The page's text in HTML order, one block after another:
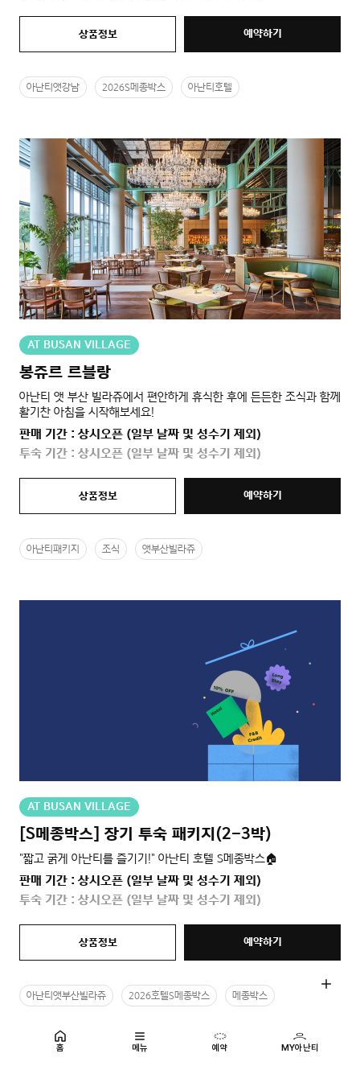
상품정보 예약하기
아난티앳강남 2026S메종박스 아난티호텔
AT BUSAN VILLAGE
봉쥬르 르블랑
아난티 앳 부산 빌라쥬에서 편안하게 휴식한 후에 든든한 조식과 함께
활기찬 아침을 시작해보세요!
판매 기간 : 상시오픈 (일부 날짜 및 성수기 제외)
투숙 기간 : 상시오픈 (일부 날짜 및 성수기 제외)
상품정보 예약하기
아난티패키지 조식 앳부산빌라쥬
AT BUSAN VILLAGE
[S메종박스] 장기 투숙 패키지(2-3박)
"짧고 굵게 아난티를 즐기기!" 아난티 호텔 S메종박스🏠
판매 기간 : 상시오픈 (일부 날짜 및 성수기 제외)
투숙 기간 : 상시오픈 (일부 날짜 및 성수기 제외)
상품정보 예약하기
아난티앳부산빌라쥬 2026호텔S메종박스 메종박스
홈 메뉴 예약 MY아난티